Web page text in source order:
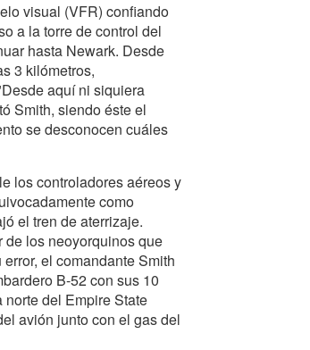
visual (VFR) confiando
a la torre de control del
hasta Newark. Desde
3 kilómetros,
aquí ni siquiera
Smith, siendo éste el
se desconocen cuáles
los controladores aéreos y
como
el tren de aterrizaje.
de los neoyorquinos que
el comandante Smith
B-52 con sus 10
del Empire State
avión junto con el gas del